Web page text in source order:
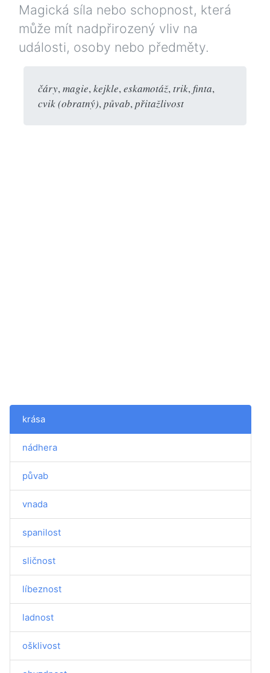
Magická síla nebo schopnost, která
může mít nadpřirozený vliv na
události, osoby nebo předměty.
čáry,magie,kejkle,eskamotáž,trik,finta,
cvik (obratný),půvab,přitažlivost
krása
nádhera
půvab
vnada
spanilost
sličnost
líbeznost
ladnost
ošklivost